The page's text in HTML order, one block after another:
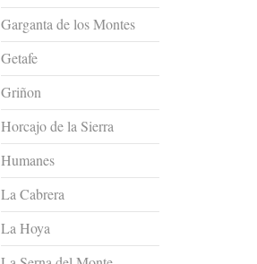
Garganta de los Montes
Getafe
Griñon
Horcajo de la Sierra
Humanes
La Cabrera
La Hoya